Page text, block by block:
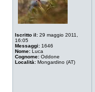
Iscritto il: 29 maggio 2011,
16:05
Messaggi: 1646
Nome: Luca
Cognome: Oddone
Località: Mongardino (AT)